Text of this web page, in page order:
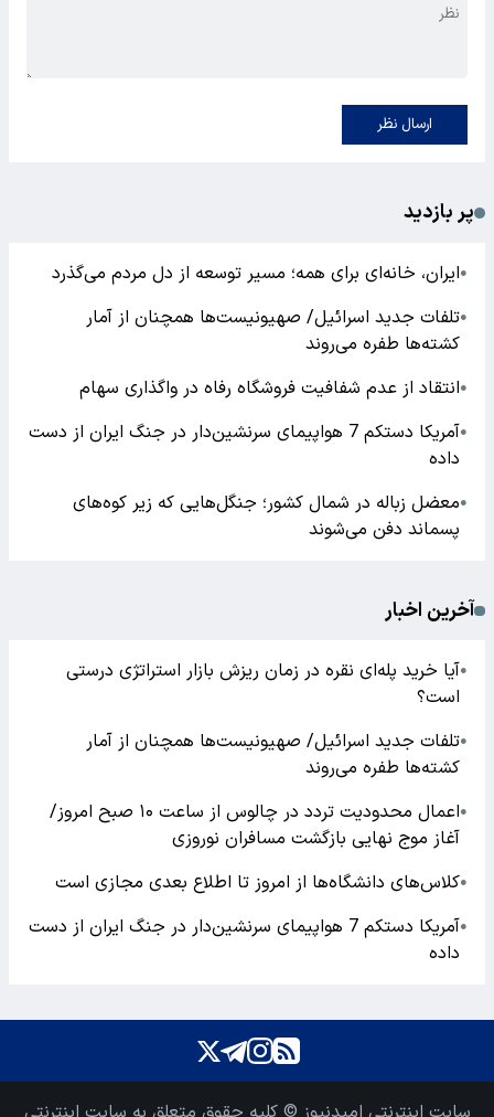
ارسال نظر
پر بازدید
●ایران، خانه‌ای برای همه؛ مسیر توسعه از دل مردم می‌گذرد
●تلفات جدید اسرائیل/ صهیونیست‌ها همچنان از آمار
کشته‌ها طفره می‌روند
●انتقاد از عدم شفافیت فروشگاه رفاه در واگذاری سهام
●
آمریکا دستکم 7 هواپیمای سرنشین‌دار در جنگ ایران از دست
داده
●معضل زباله در شمال کشور؛ جنگل‌هایی که زیر کوه‌های
پسماند دفن می‌شوند
آخرین اخبار
●آیا خرید پله‌ای نقره در زمان ریزش بازار استراتژی درستی
است؟
●تلفات جدید اسرائیل/ صهیونیست‌ها همچنان از آمار
کشته‌ها طفره می‌روند
●
اعمال محدودیت تردد در چالوس از ساعت ۱۰ صبح امروز/
آغاز موج نهایی بازگشت مسافران نوروزی
●کلاس‌های دانشگاه‌ها از امروز تا اطلاع بعدی مجازی است
●
آمریکا دستکم 7 هواپیمای سرنشین‌دار در جنگ ایران از دست
داده